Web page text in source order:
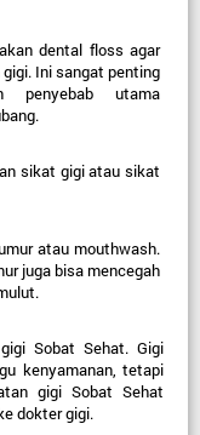
dental floss agar
Ini sangat penting
penyebab utama
sikat gigi atau sikat
atau mouthwash.
juga bisa mencegah
Sobat Sehat. Gigi
kenyamanan, tetapi
gigi Sobat Sehat
dokter gigi.